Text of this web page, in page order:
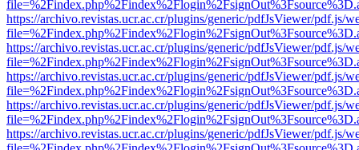
https://archivo.revistas.ucr.ac.cr/plugins/generic/pdfJsViewer/pdf.js/
https://archivo.revistas.ucr.ac.cr/plugins/generic/pdfJsViewer/pdf.js/
https://archivo.revistas.ucr.ac.cr/plugins/generic/pdfJsViewer/pdf.js/
https://archivo.revistas.ucr.ac.cr/plugins/generic/pdfJsViewer/pdf.js/
https://archivo.revistas.ucr.ac.cr/plugins/generic/pdfJsViewer/pdf.js/